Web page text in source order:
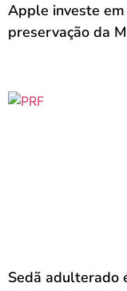
Apple investe
preservação da
Sedã adulterado